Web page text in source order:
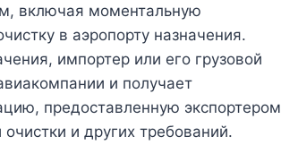
включая моментальную
в аэропорту назначения.
импортер или его грузовой
и получает
предоставленную экспортером
и других требований.